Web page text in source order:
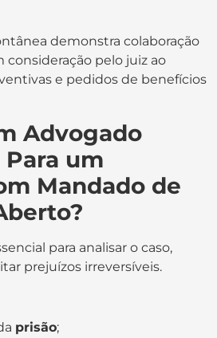
demonstra colaboração
consideração pelo juiz ao
e pedidos de benefícios
Advogado
um
Mandado de
para analisar o caso,
prejuízos irreversíveis.
prisão;